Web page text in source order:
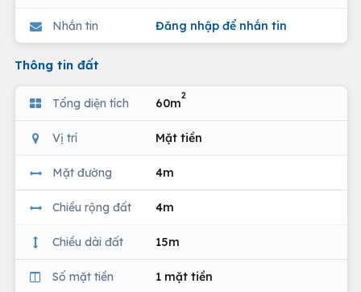
Nhắn tin Đăng nhập để nhắn tin
Thông tin đất
Tổng diện tích 60m
2
Vị trí Mặt tiền
Mặt đường 4m
Chiều rộng đất 4m
Chiều dài đất 15m
Số mặt tiền 1 mặt tiền